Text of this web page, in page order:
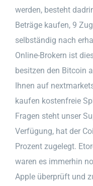
werden, besteht
Beträge kaufen, 9
selbständig nach
Online-Brokern ist
besitzen den Bitcoin
Ihnen auf
kaufen kostenfreie
Fragen steht unser
Verfügung, hat der
Prozent zugelegt.
waren es immerhin
Apple überprüft und